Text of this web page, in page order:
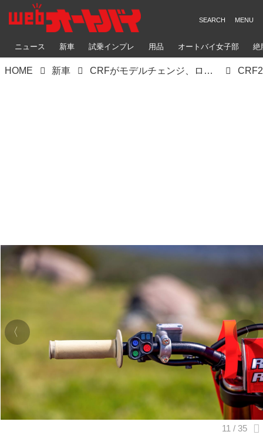
ニュース 新車 試乗インプレ 用品 オートバイ女子部 絶
HOME 新車 CRFがモデルチェンジ、ローレンス兄弟が創り上げた70%新しい最新シャシーはいかに